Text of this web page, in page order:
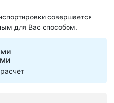
совершается
для Вас способом.